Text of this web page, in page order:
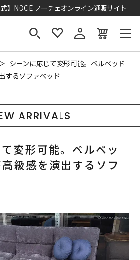
】NOCE ノーチェオンライン通販サイト
シーンに応じて変形可能。ベルベッド
するソファベッド
ARRIVALS
変形可能。ベルベッ
級感を演出するソフ